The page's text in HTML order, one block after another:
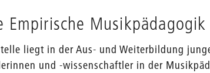
Empirische Musikpädagogik
liegt in der Aus- und Weiterbildung
und -wissenschaftler in der